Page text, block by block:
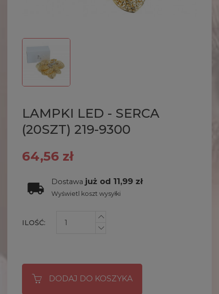
LAMPKI LED - SERCA
(20SZT) 219-9300
64,56 zł
Dostawa już od 11,99 zł
Wyświetl koszt wysyłki
ILOŚĆ:
DODAJ DO KOSZYKA